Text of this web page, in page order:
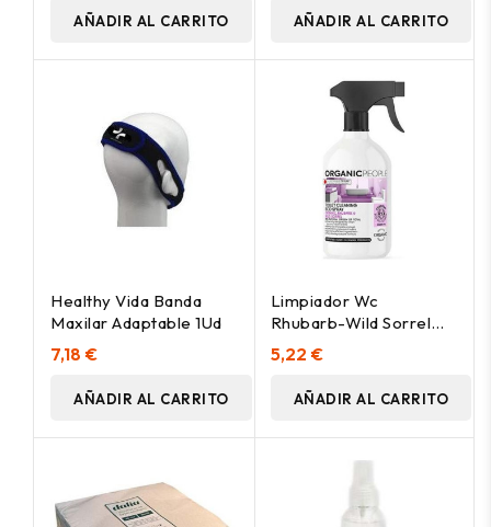
AÑADIR AL CARRITO AÑADIR AL CARRITO
Healthy Vida Banda
Maxilar Adaptable 1Ud
7,18 €
AÑADIR AL CARRITO
Limpiador Wc
Rhubarb-Wild Sorrel
Spray 500Ml. Eco
5,22 €
AÑADIR AL CARRITO